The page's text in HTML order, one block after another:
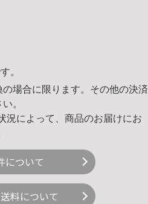
。
場合に限ります。その他の決済
。
況によって、商品のお届けにお
について
料について